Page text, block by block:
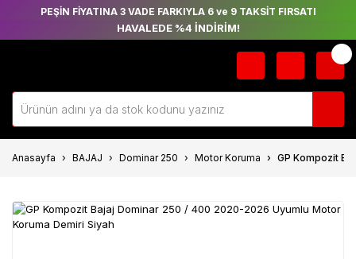
PEŞİN FİYATINA 3 VADE FARKIYLA 6 ve 9 TAKSİT FIRSATI
HAVALEDE %4 İNDİRİM!
Anasayfa BAJAJ Dominar 250 Motor Koruma GP Kompozit